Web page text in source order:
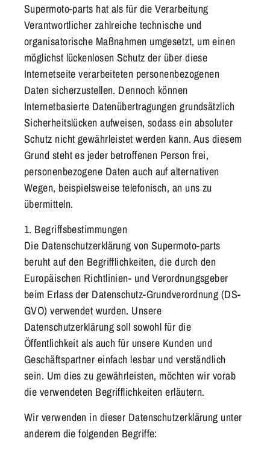
Supermoto-parts hat als für die Verarbeitung
Verantwortlicher zahlreiche technische und
organisatorische Maßnahmen umgesetzt, um einen
möglichst lückenlosen Schutz der über diese
Internetseite verarbeiteten personenbezogenen
Daten sicherzustellen. Dennoch können
Internetbasierte Datenübertragungen grundsätzlich
Sicherheitslücken aufweisen, sodass ein absoluter
Schutz nicht gewährleistet werden kann. Aus diesem
Grund steht es jeder betroffenen Person frei,
personenbezogene Daten auch auf alternativen
Wegen, beispielsweise telefonisch, an uns zu
übermitteln.
1. Begriffsbestimmungen
Die Datenschutzerklärung von Supermoto-parts
beruht auf den Begrifflichkeiten, die durch den
Europäischen Richtlinien- und Verordnungsgeber
beim Erlass der Datenschutz-Grundverordnung (DS-
GVO) verwendet wurden. Unsere
Datenschutzerklärung soll sowohl für die
Öffentlichkeit als auch für unsere Kunden und
Geschäftspartner einfach lesbar und verständlich
sein. Um dies zu gewährleisten, möchten wir vorab
die verwendeten Begrifflichkeiten erläutern.
Wir verwenden in dieser Datenschutzerklärung unter
anderem die folgenden Begriffe: